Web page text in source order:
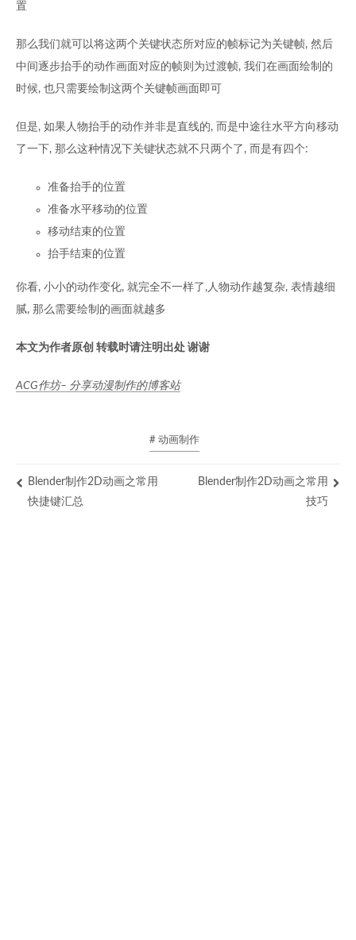
置
那么我们就可以将这两个关键状态所对应的帧标记为关键帧, 然后
中间逐步抬手的动作画面对应的帧则为过渡帧, 我们在画面绘制的
时候, 也只需要绘制这两个关键帧画面即可
但是, 如果人物抬手的动作并非是直线的, 而是中途往水平方向移动
了一下, 那么这种情况下关键状态就不只两个了, 而是有四个:
准备抬手的位置
准备水平移动的位置
移动结束的位置
抬手结束的位置
你看, 小小的动作变化, 就完全不一样了,人物动作越复杂, 表情越细
腻, 那么需要绘制的画面就越多
本文为作者原创 转载时请注明出处 谢谢
ACG作坊– 分享动漫制作的博客站
# 动画制作
Blender制作2D动画之常用
快捷键汇总
Blender制作2D动画之常用
技巧